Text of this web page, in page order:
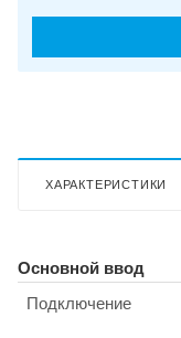
ХАРАКТЕРИСТИКИ
Основной ввод
Подключение